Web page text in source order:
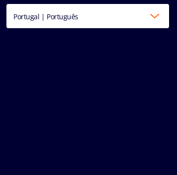
Portugal | Português